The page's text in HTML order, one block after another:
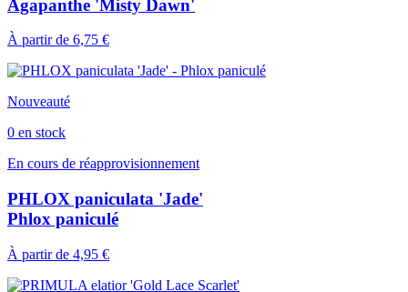
Agapanthe 'Misty Dawn'
À partir de 6,75 €
Nouveauté
0 en stock
En cours de réapprovisionnement
PHLOX paniculata 'Jade'
Phlox paniculé
À partir de 4,95 €